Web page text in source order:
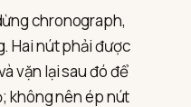
chronograph,
Hai nút phải được
vặn lại sau đó để
không nên ép nút